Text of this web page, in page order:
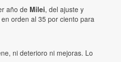
año de Milei, del ajuste y
orden al 35 por ciento para
ni deterioro ni mejoras. Lo